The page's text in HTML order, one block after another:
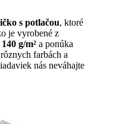
s potlačou, ktoré
je vyrobené z
140 g/m² a ponúka
farbách a
nás neváhajte